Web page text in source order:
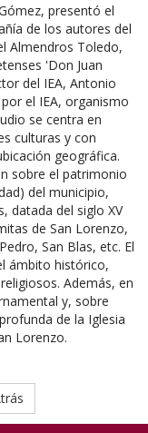
presentó el
de los autores del
Almendros Toledo,
'Don Juan
del IEA, Antonio
el IEA, organismo
se centra en
culturas y con
geográfica.
sobre el patrimonio
del municipio,
datada del siglo XV
de San Lorenzo,
San Blas, etc. El
ámbito histórico,
Además, en
y, sobre
de la Iglesia
Lorenzo.